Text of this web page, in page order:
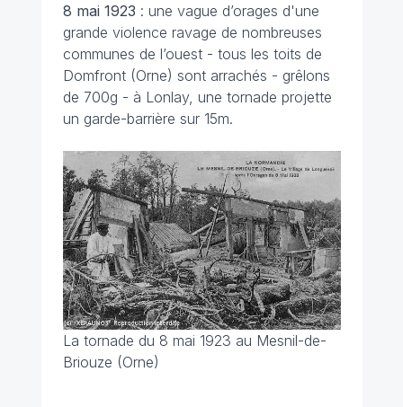
8 mai 1923 : une vague d’orages d'une
grande violence ravage de nombreuses
communes de l’ouest - tous les toits de
Domfront (Orne) sont arrachés - grêlons
de 700g - à Lonlay, une tornade projette
un garde-barrière sur 15m.
La tornade du 8 mai 1923 au Mesnil-de-
Briouze (Orne)